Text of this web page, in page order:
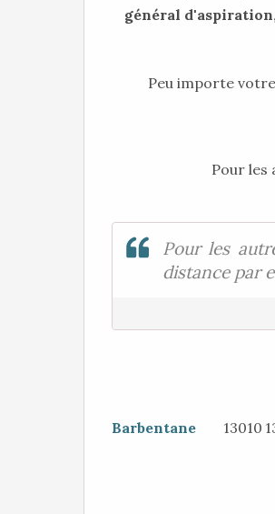
général d'aspiration
Peu importe
Pour les
Pour les
distance par
Barbentane 13010